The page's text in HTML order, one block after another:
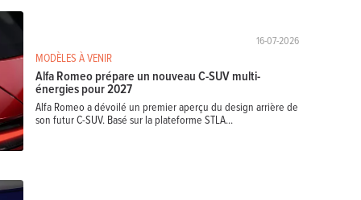
16-07-2026
MODÈLES À VENIR
Alfa Romeo prépare un nouveau C-SUV multi-
énergies pour 2027
Alfa Romeo a dévoilé un premier aperçu du design arrière de
son futur C-SUV. Basé sur la plateforme STLA...